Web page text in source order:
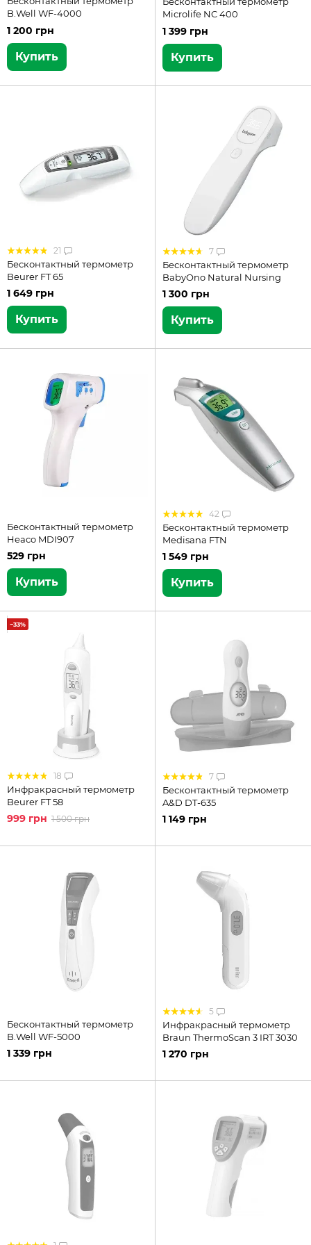
B.Well WF-4000
1 200 грн
Купить
Microlife NC 400
1 399 грн
Купить
21
Бесконтактный термометр
Beurer FT 65
1 649 грн
Купить
7
Бесконтактный термометр
BabyOno Natural Nursing
1 300 грн
Купить
Бесконтактный термометр
Heaco MDI907
529 грн
Купить
42
Бесконтактный термометр
Medisana FTN
1 549 грн
Купить
−33%
18
Инфракрасный термометр
Beurer FT 58
999 грн 1 500 грн
7
Бесконтактный термометр
A&D DT-635
1 149 грн
Бесконтактный термометр
B.Well WF-5000
1 339 грн
5
Инфракрасный термометр
Braun ThermoScan 3 IRT 3030
1 270 грн